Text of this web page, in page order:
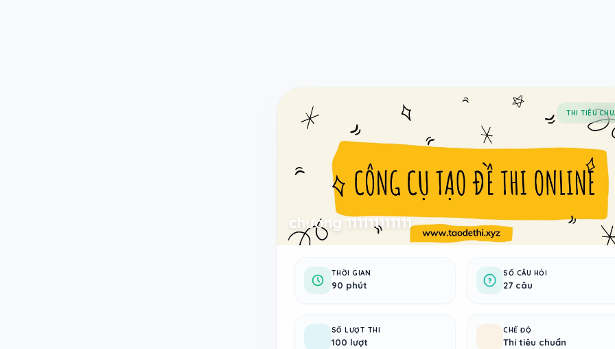
THI TIÊU
chương 111111111111
THỜI GIAN
90 phút
SỐ CÂU HỎI
27 câu
SỐ LƯỢT THI
100 lượt
CHẾ ĐỘ
Thi tiêu chuẩn